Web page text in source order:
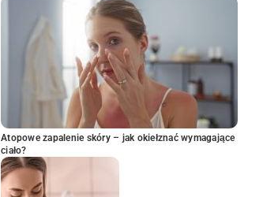
Atopowe zapalenie skóry – jak okiełznać wymagające
ciało?